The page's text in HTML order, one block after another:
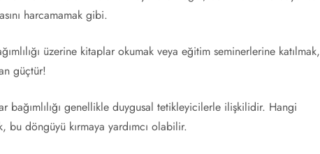
harcamamak gibi.
üzerine kitaplar okumak veya eğitim seminerlerine katılmak,
güçtür!
bağımlılığı genellikle duygusal tetikleyicilerle ilişkilidir. Hangi
bu döngüyü kırmaya yardımcı olabilir.